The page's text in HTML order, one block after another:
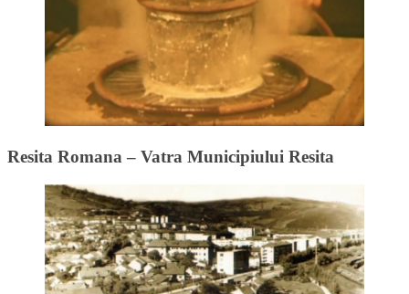
Resita Romana – Vatra Municipiului Resita